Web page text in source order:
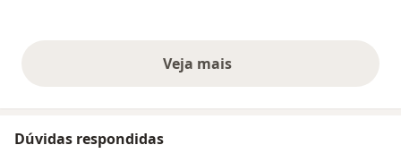
Veja maisopiniões acima
Dúvidas respondidas